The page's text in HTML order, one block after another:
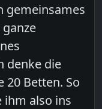
gemeinsames
denke die
Betten. So
ihm also ins